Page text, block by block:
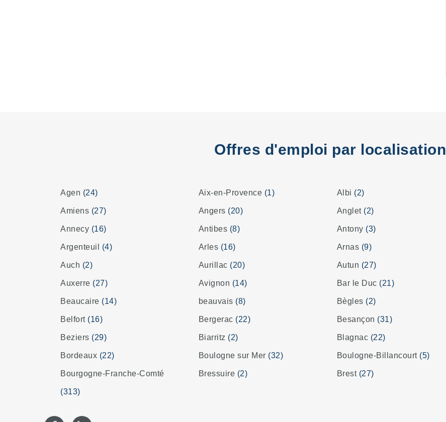
Offres d'emploi par localisation
Agen (24) Aix-en-Provence (1) Albi (2)
Amiens (27) Angers (20) Anglet (2)
Annecy (16) Antibes (8) Antony (3)
Argenteuil (4) Arles (16) Arnas (9)
Auch (2) Aurillac (20) Autun (27)
Auxerre (27) Avignon (14) Bar le Duc (21)
Beaucaire (14) beauvais (8) Bègles (2)
Belfort (16) Bergerac (22) Besançon (31)
Beziers (29) Biarritz (2) Blagnac (22)
Bordeaux (22) Boulogne sur Mer (32) Boulogne-Billancourt (5)
Bourgogne-Franche-Comté
(313)
Bressuire (2) Brest (27)